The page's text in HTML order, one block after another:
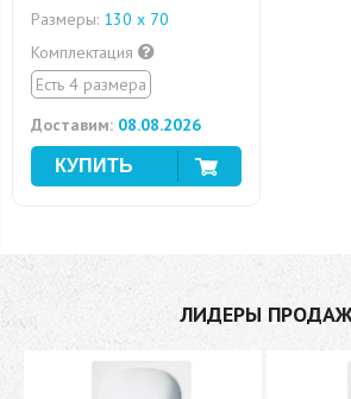
Размеры: 130 х 70
Комплектация
Есть 4 размера
Доставим: 08.08.2026
ЛИДЕРЫ